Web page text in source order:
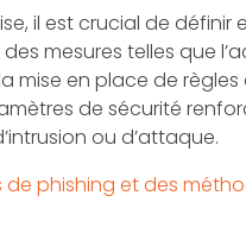
il est crucial de
mesures telles que
mise en place de règles
de sécurité
ou d’attaque.
phishing et des